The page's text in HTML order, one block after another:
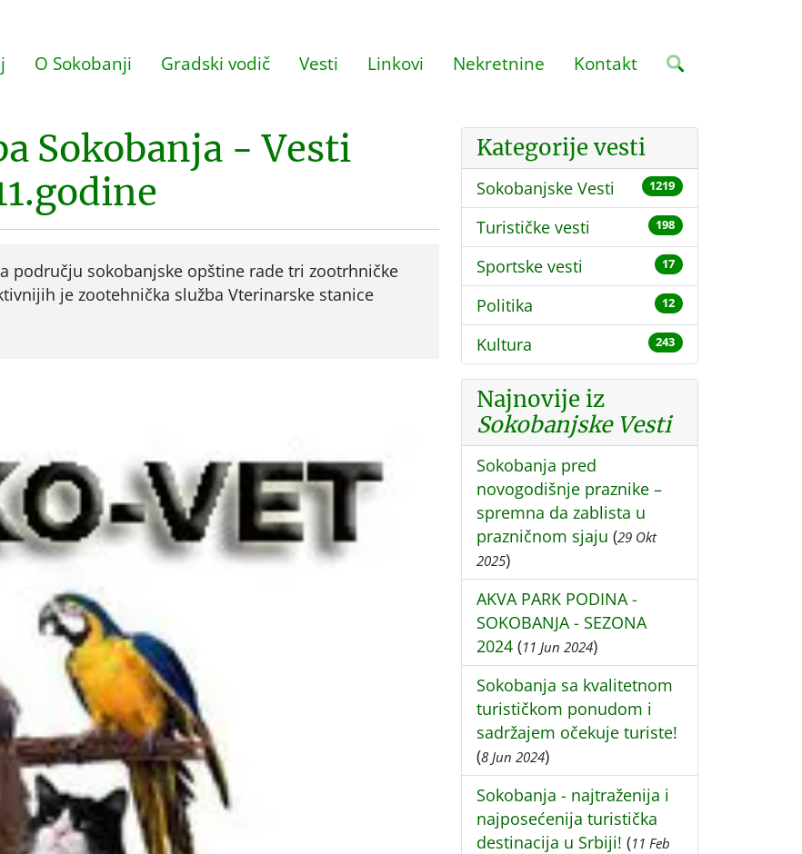
O Sokobanji Gradski vodič Vesti Linkovi Nekretnine Kontakt
Sokobanja - Vesti
području sokobanjske opštine rade tri zootrhničke
je zootehnička služba Vterinarske stanice
Kategorije vesti
Sokobanjske Vesti 1219
Turističke vesti 198
Sportske vesti 17
Politika 12
Kultura 243
Najnovije iz
Sokobanjske Vesti
Sokobanja pred
novogodišnje praznike –
spremna da zablista u
prazničnom sjaju (29 Okt
2025)
AKVA PARK PODINA -
SOKOBANJA - SEZONA
2024 (11 Jun 2024)
Sokobanja sa kvalitetnom
turističkom ponudom i
sadržajem očekuje turiste!
(8 Jun 2024)
Sokobanja - najtraženija i
najposećenija turistička
destinacija u Srbiji! (11 Feb